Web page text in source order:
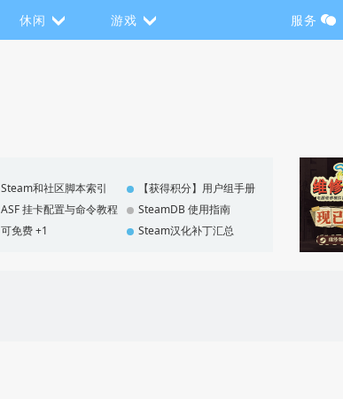
休闲 游戏 服务
Steam和社区脚本索引
【获得积分】用户组手册
ASF 挂卡配置与命令教程
SteamDB 使用指南
可免费 +1 Steam汉化补丁汇总